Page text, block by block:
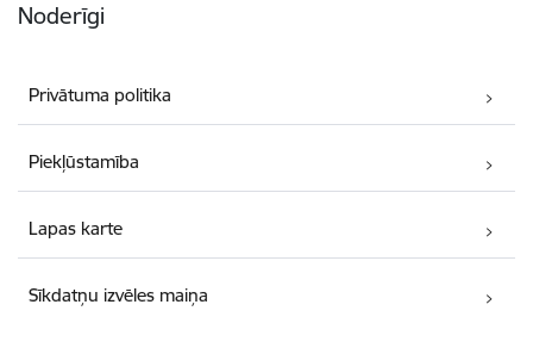
Noderīgi
Privātuma politika
Piekļūstamība
Lapas karte
Sīkdatņu izvēles maiņa